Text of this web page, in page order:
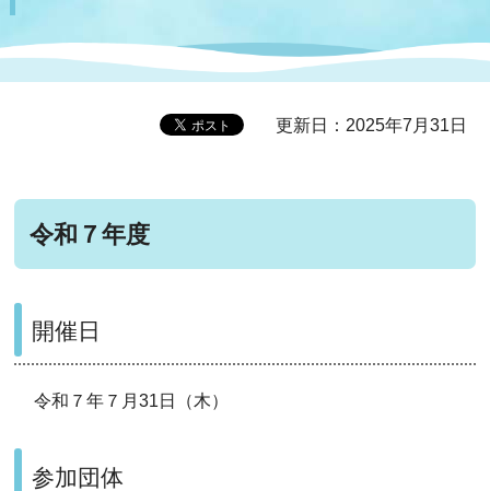
更新日：2025年7月31日
令和７年度
開催日
令和７年７月31日（木）
参加団体